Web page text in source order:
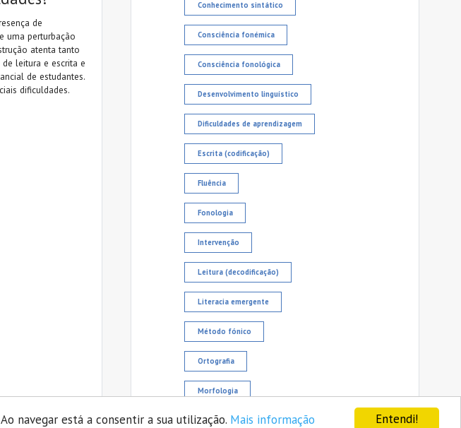
Entendi!
navegar está a consentir a sua utilização. Mais informação
Conhecimento sintático
Consciência fonémica
Consciência fonológica
Desenvolvimento linguístico
Dificuldades de aprendizagem
Escrita (codificação)
Fluência
Fonologia
Intervenção
Leitura (decodificação)
Literacia emergente
Método fónico
Ortografia
Morfologia
Princípio alfabético
de
uma perturbação
atenta tanto
leitura e escrita e
de estudantes.
dificuldades.